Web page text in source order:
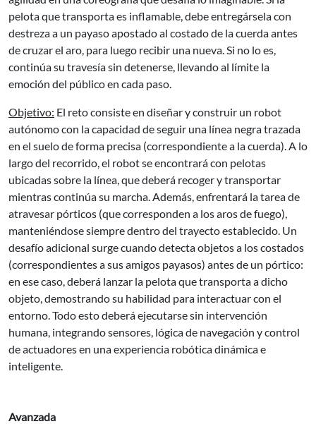
pelota que transporta es inflamable, debe entregársela con
destreza a un payaso apostado al costado de la cuerda antes
de cruzar el aro, para luego recibir una nueva. Si no lo es,
continúa su travesía sin detenerse, llevando al límite la
emoción del público en cada paso.
Objetivo: El reto consiste en diseñar y construir un robot
autónomo con la capacidad de seguir una línea negra trazada
en el suelo de forma precisa (correspondiente a la cuerda). A lo
largo del recorrido, el robot se encontrará con pelotas
ubicadas sobre la línea, que deberá recoger y transportar
mientras continúa su marcha. Además, enfrentará la tarea de
atravesar pórticos (que corresponden a los aros de fuego),
manteniéndose siempre dentro del trayecto establecido. Un
desafío adicional surge cuando detecta objetos a los costados
(correspondientes a sus amigos payasos) antes de un pórtico:
en ese caso, deberá lanzar la pelota que transporta a dicho
objeto, demostrando su habilidad para interactuar con el
entorno. Todo esto deberá ejecutarse sin intervención
humana, integrando sensores, lógica de navegación y control
de actuadores en una experiencia robótica dinámica e
inteligente.
Avanzada